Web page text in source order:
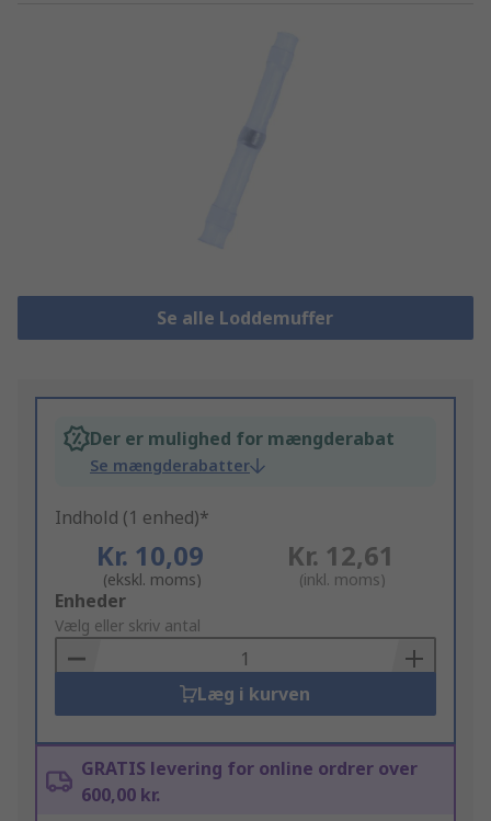
Se alle Loddemuffer
Der er mulighed for mængderabat
Se mængderabatter
Indhold (1 enhed)*
Kr. 10,09
(ekskl. moms)
Kr. 12,61
(inkl. moms)
Add
to
Basket
Enheder
Vælg eller skriv antal
Læg i kurven
GRATIS levering for online ordrer over
600,00 kr.